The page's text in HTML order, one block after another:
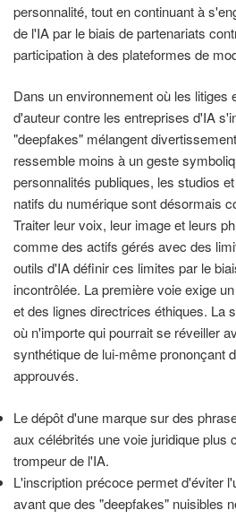
personnalité, tout en continuant à
de l'IA par le biais de partenariats
participation à des plateformes de
Dans un environnement où les litiges
d'auteur contre les entreprises d'IA
"deepfakes" mélangent
ressemble moins à un geste
personnalités publiques, les studios
natifs du numérique sont désormais
Traiter leur voix, leur image et leurs
comme des actifs gérés avec des
outils d'IA définir ces limites par le
incontrôlée. La première voie exige
et des lignes directrices éthiques. La
où n'importe qui pourrait se réveiller
synthétique de lui-même prononçant
approuvés.
Le dépôt d'une marque sur des
aux célébrités une voie juridique plus
trompeur de l'IA.
L'inscription précoce permet d'éviter
avant que des "deepfakes" nuisibles